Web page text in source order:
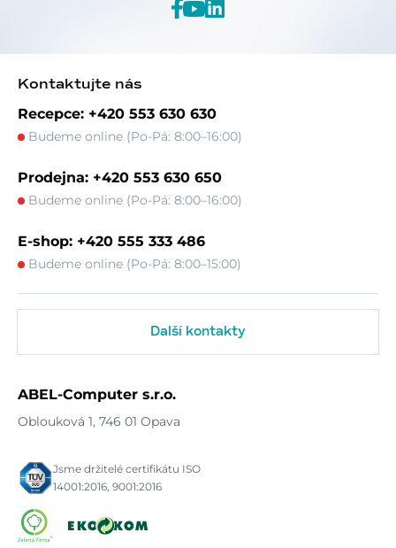
Kontaktujte nás
Recepce: +420 553 630 630
Budeme online (Po-Pá: 8:00–16:00)
Prodejna: +420 553 630 650
Budeme online (Po-Pá: 8:00–16:00)
E-shop: +420 555 333 486
Budeme online (Po-Pá: 8:00–15:00)
Další kontakty
ABEL-Computer s.r.o.
Oblouková 1, 746 01 Opava
Jsme držitelé certifikátu ISO
14001:2016, 9001:2016